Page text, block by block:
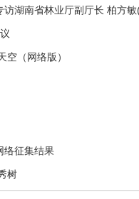
湖南省林业厅副厅长 柏方
空（网络版）
络征集结果
树